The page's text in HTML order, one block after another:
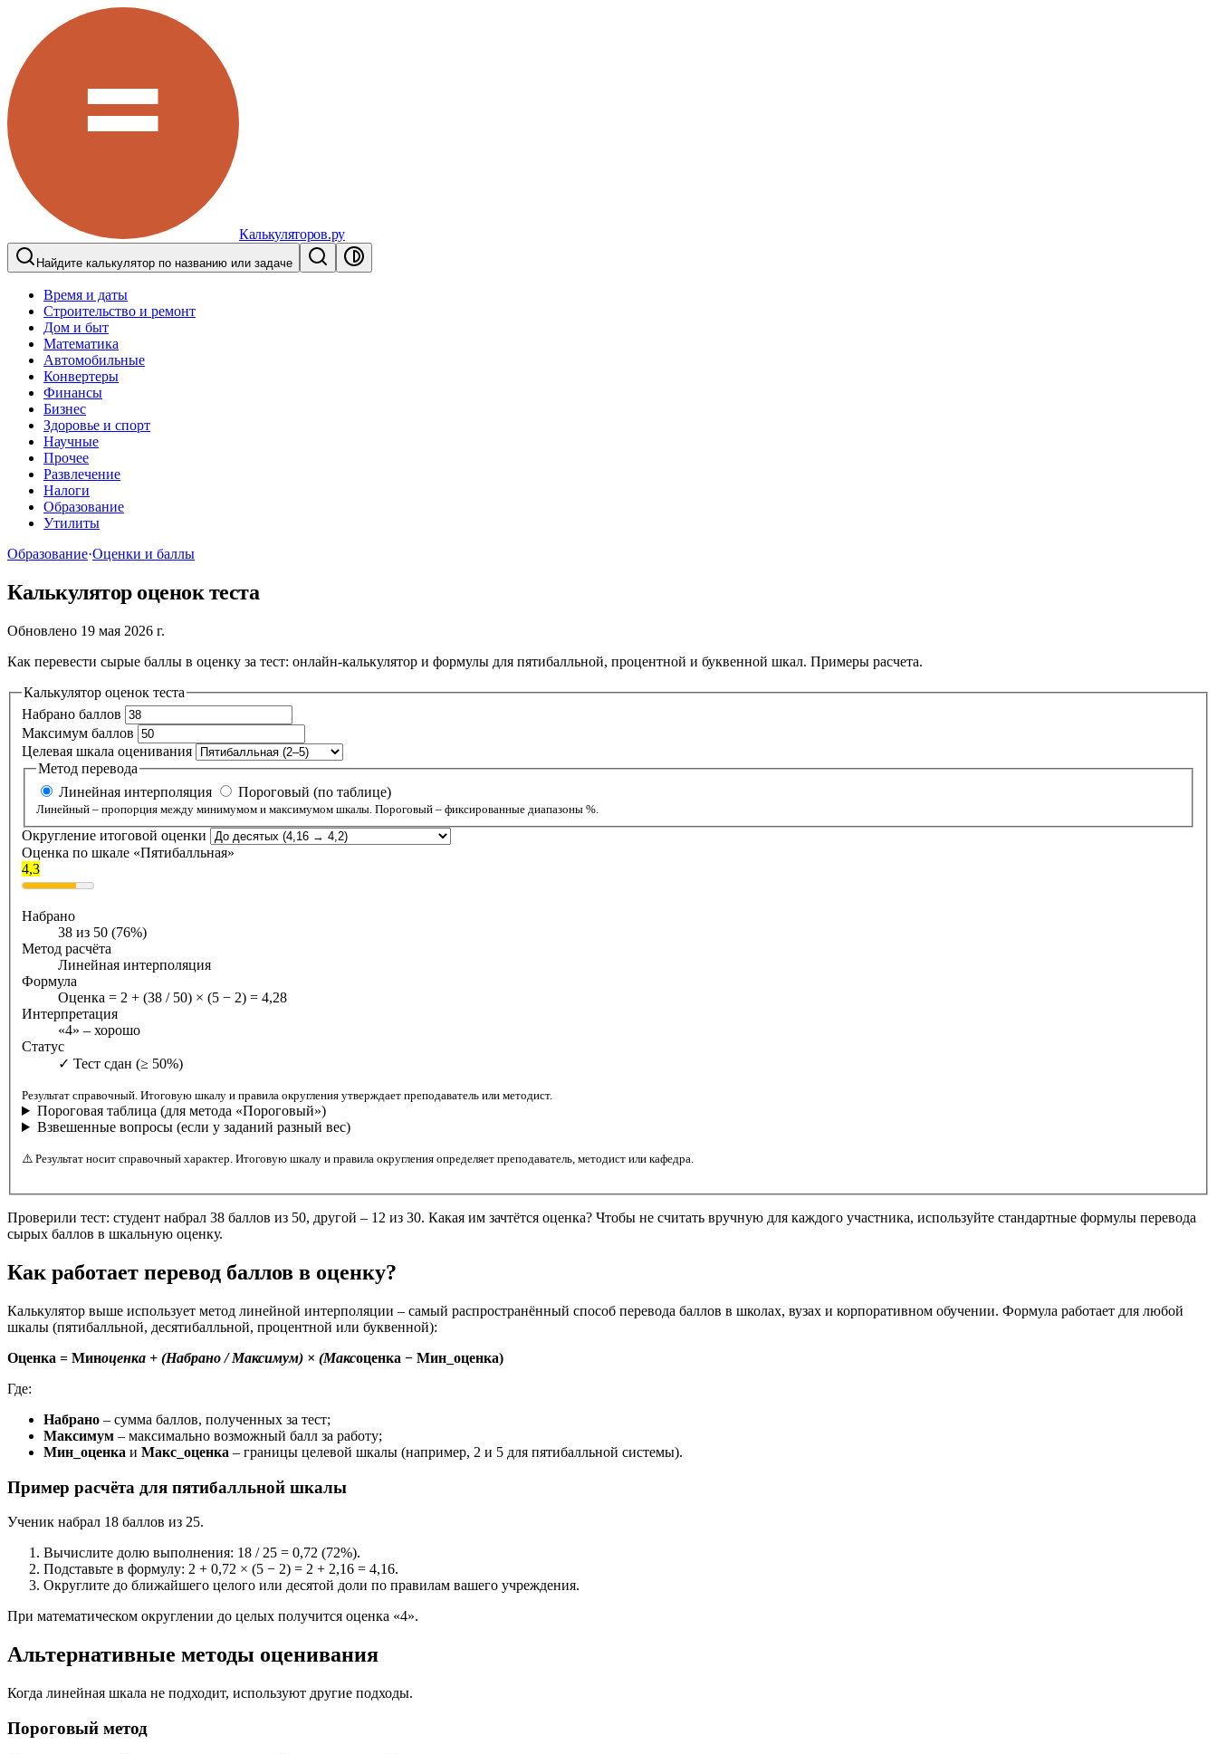
Калькуляторов.ру
Найдите калькулятор по названию или задаче
Время и даты
Строительство и ремонт
Дом и быт
Математика
Автомобильные
Конвертеры
Финансы
Бизнес
Здоровье и спорт
Научные
Прочее
Развлечение
Налоги
Образование
Утилиты
Образование·Оценки и баллы
Калькулятор оценок теста
Обновлено 19 мая 2026 г.
Как перевести сырые баллы в оценку за тест: онлайн-калькулятор и формулы для пятибалльной, процентной и буквенной шкал. Примеры расчета.
Калькулятор оценок теста
Набрано баллов
Максимум баллов
Целевая шкала оценивания
Метод перевода
Линейная интерполяция
Пороговый (по таблице)
Линейный – пропорция между минимумом и максимумом шкалы. Пороговый – фиксированные диапазоны %.
Округление итоговой оценки
Оценка по шкале «Пятибалльная»
4,3
Набрано
38 из 50 (76%)
Метод расчёта
Линейная интерполяция
Формула
Оценка = 2 + (38 / 50) × (5 − 2) = 4,28
Интерпретация
«4» – хорошо
Статус
✓ Тест сдан (≥ 50%)
Результат справочный. Итоговую шкалу и правила округления утверждает преподаватель или методист.
Пороговая таблица (для метода «Пороговый»)
Взвешенные вопросы (если у заданий разный вес)
⚠️ Результат носит справочный характер. Итоговую шкалу и правила округления определяет преподаватель, методист или кафедра.
Проверили тест: студент набрал 38 баллов из 50, другой – 12 из 30. Какая им зачтётся оценка? Чтобы не считать вручную для каждого участника, используйте стандартные формулы перевода
сырых баллов в шкальную оценку.
Как работает перевод баллов в оценку?
Калькулятор выше использует метод линейной интерполяции – самый распространённый способ перевода баллов в школах, вузах и корпоративном обучении. Формула работает для любой
шкалы (пятибалльной, десятибалльной, процентной или буквенной):
Оценка = Миноценка + (Набрано / Максимум) × (Максоценка − Мин_оценка)
Где:
Набрано – сумма баллов, полученных за тест;
Максимум – максимально возможный балл за работу;
Мин_оценка и Макс_оценка – границы целевой шкалы (например, 2 и 5 для пятибалльной системы).
Пример расчёта для пятибалльной шкалы
Ученик набрал 18 баллов из 25.
Вычислите долю выполнения: 18 / 25 = 0,72 (72%).
Подставьте в формулу: 2 + 0,72 × (5 − 2) = 2 + 2,16 = 4,16.
Округлите до ближайшего целого или десятой доли по правилам вашего учреждения.
При математическом округлении до целых получится оценка «4».
Альтернативные методы оценивания
Когда линейная шкала не подходит, используют другие подходы.
Пороговый метод